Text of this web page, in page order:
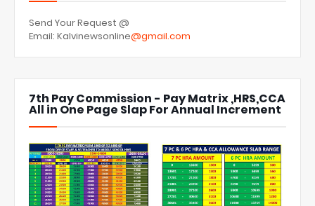
Send Your Request @
Email: Kalvinewsonline@gmail.com
7th Pay Commission - Pay Matrix ,HRS,CCA
All in One Page Slap For Annual Increment